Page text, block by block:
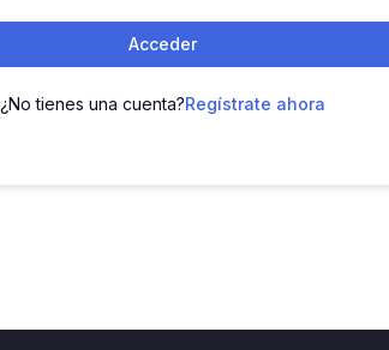
Acceder
¿No tienes una cuenta?Regístrate ahora